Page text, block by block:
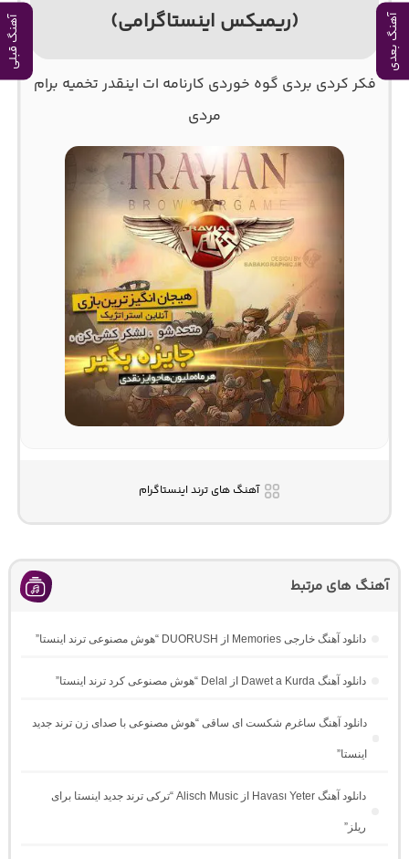
آهنگ بعدی آهنگ قبلی (ریمیکس اینستاگرامی)
فکر کردی بردی گوه خوردی کارنامه‌ ات اینقدر تخمیه برام
مردی
آهنگ های ترند اینستاگرام
آهنگ های مرتبط
دانلود آهنگ خارجی Memories از DUORUSH “هوش مصنوعی ترند اینستا”
دانلود آهنگ Dawet a Kurda از Delal “هوش مصنوعی کرد ترند اینستا”
دانلود آهنگ ساغرم شکست ای ساقی “هوش مصنوعی با صدای زن ترند جدید
اینستا”
دانلود آهنگ Havası Yeter از Alisch Music “ترکی ترند جدید اینستا برای
ریلز”